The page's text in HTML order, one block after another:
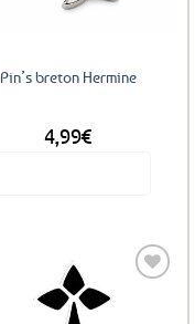
Pin’s breton Hermine
4,99€